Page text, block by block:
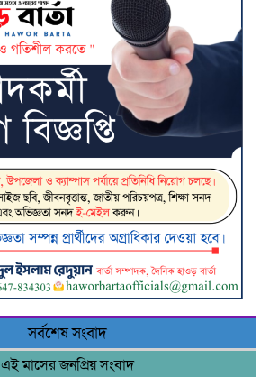
সর্বশেষ সংবাদ
এই মাসের জনপ্রিয় সংবাদ